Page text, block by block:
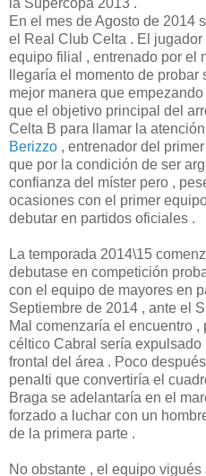
la Supercopa 2013 .
En el mes de Agosto de 2014
el Real Club Celta . El jugador
equipo filial , entrenado por el
llegaría el momento de
mejor manera que
que el objetivo principal del
Celta B para llamar la
Berizzo , entrenador del
que por la condición de ser
confianza del míster pero ,
ocasiones con el primer
debutar en partidos oficiales .
La temporada 2014\15
debutase en competición
con el equipo de mayores en
Septiembre de 2014 , ante el
Mal comenzaría el encuentro
céltico Cabral sería
frontal del área . Poco
penalti que convertiría el
Braga se adelantaría en el
forzado a luchar con un
de la primera parte .
No obstante , el equipo